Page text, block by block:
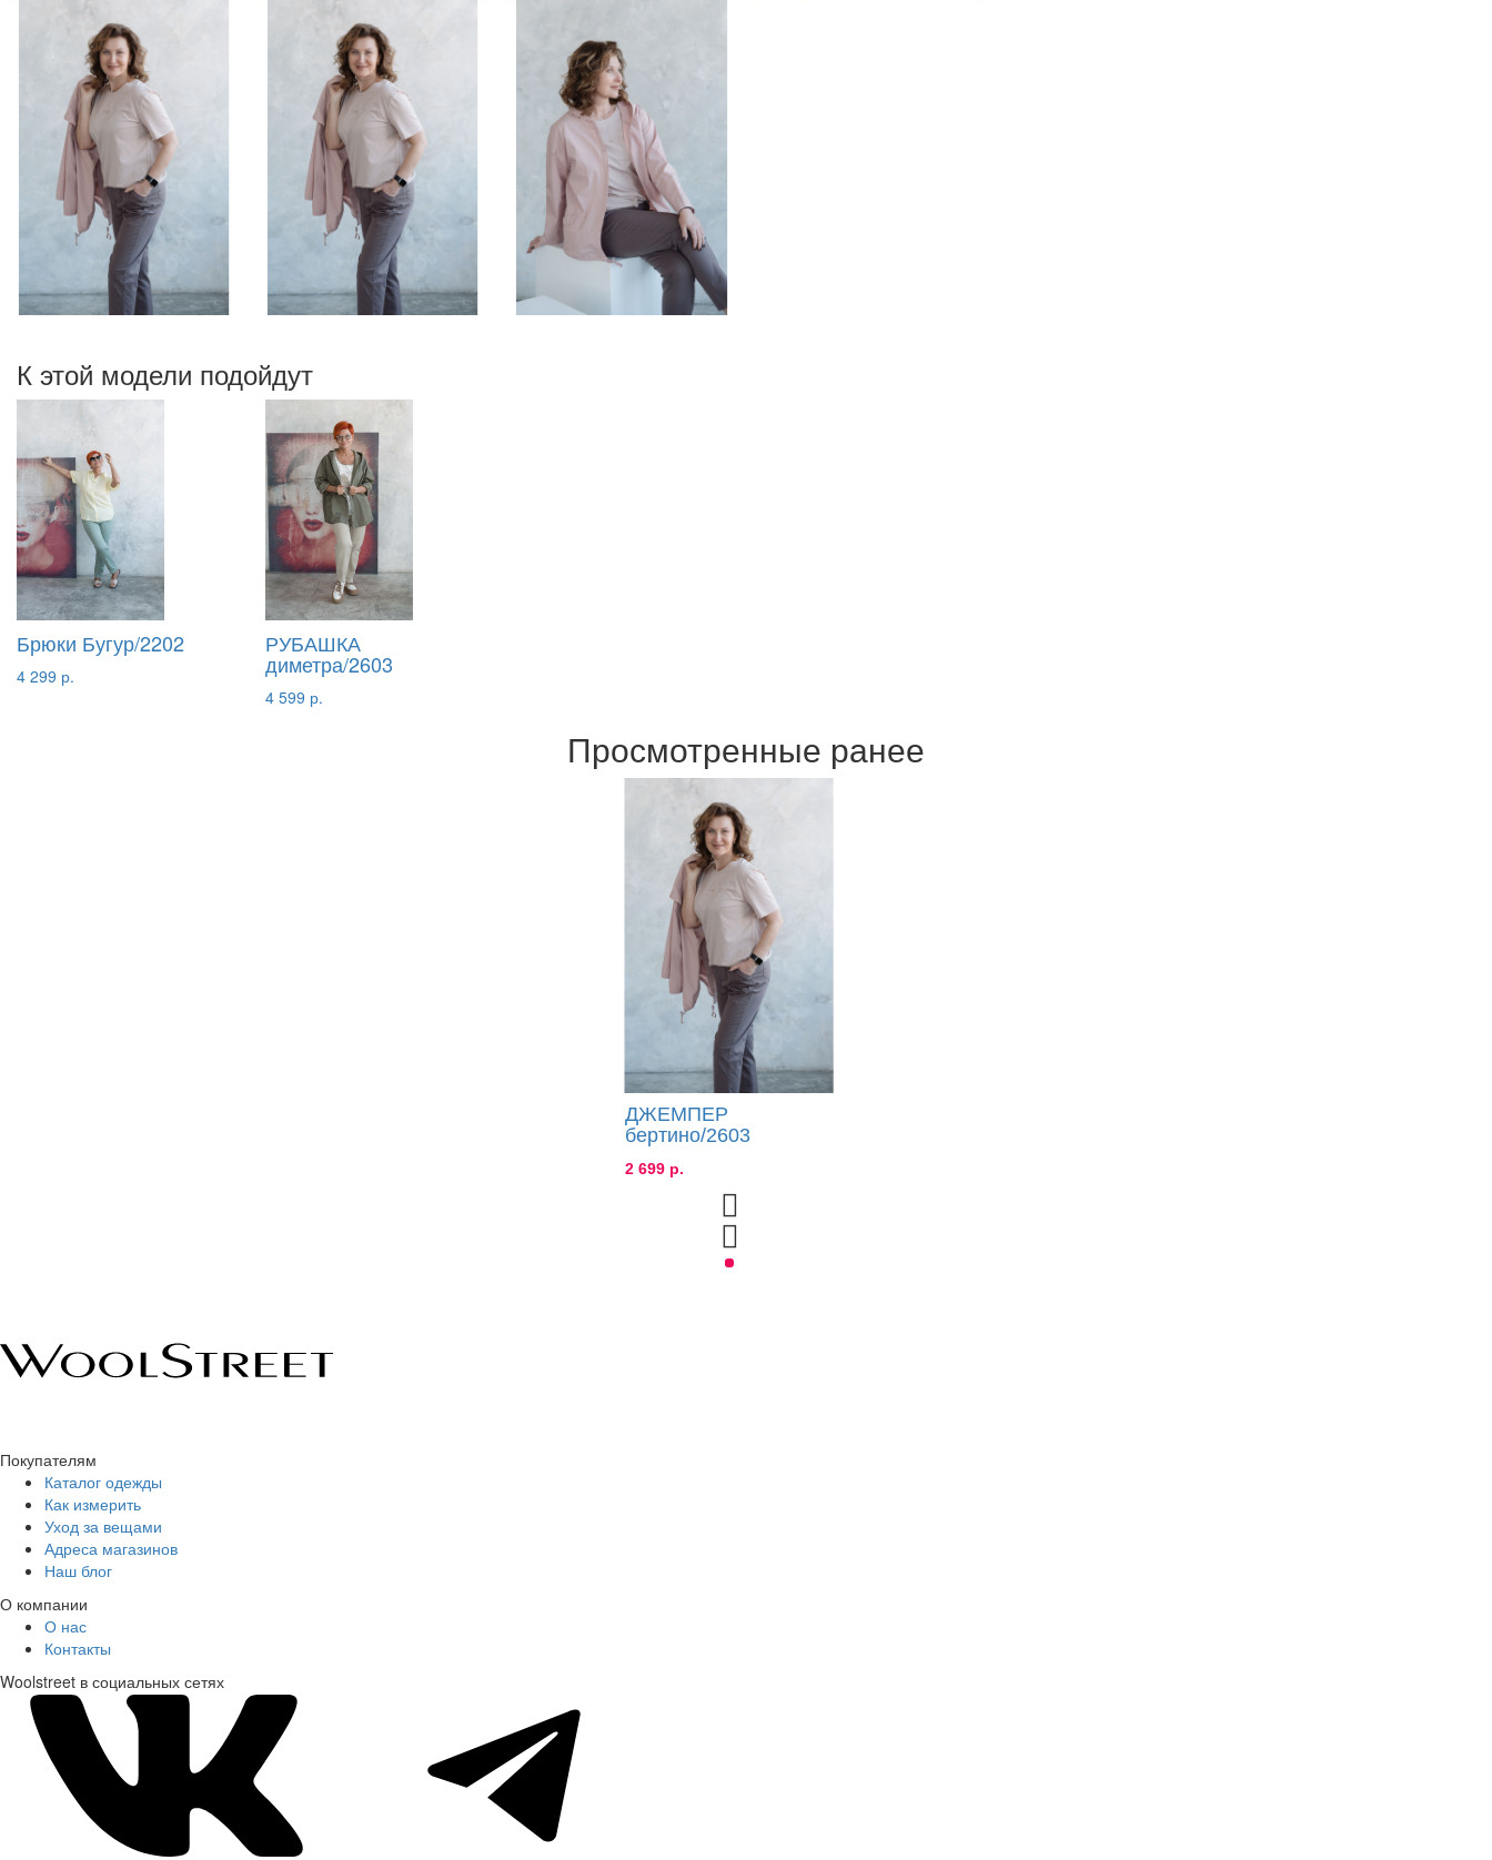
К этой модели подойдут
Брюки Бугур/2202
4 299 р.
РУБАШКА
диметра/2603
4 599 р.
Просмотренные ранее
ДЖЕМПЕР
бертино/2603
2 699 р.
Покупателям
Каталог одежды
Как измерить
Уход за вещами
Адреса магазинов
Наш блог
О компании
О нас
Контакты
Woolstreet в социальных сетях